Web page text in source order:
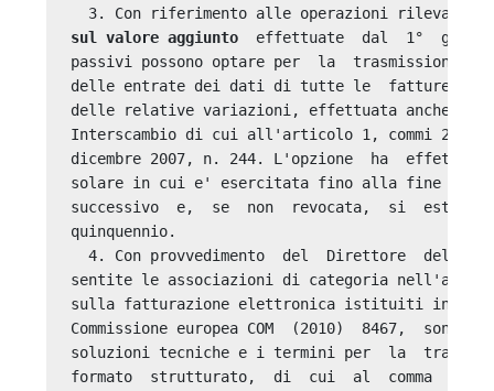
3. Con riferimento alle operazioni rilevanti
sul valore aggiunto
effettuate  dal  1°
passivi possono optare per  la  trasmissione
delle entrate dei dati di tutte le  fatture,
delle relative variazioni, effettuata anche
Interscambio di cui all'articolo 1, commi 211
dicembre 2007, n. 244. L'opzione  ha
solare in cui e' esercitata fino alla fine  del
successivo  e,  se  non  revocata,  si
quinquennio.
4. Con provvedimento  del  Direttore
sentite le associazioni di categoria
sulla fatturazione elettronica istituiti in
Commissione europea COM  (2010)  8467,
soluzioni tecniche e i termini per  la
formato  strutturato,  di  cui  al  comma  3,